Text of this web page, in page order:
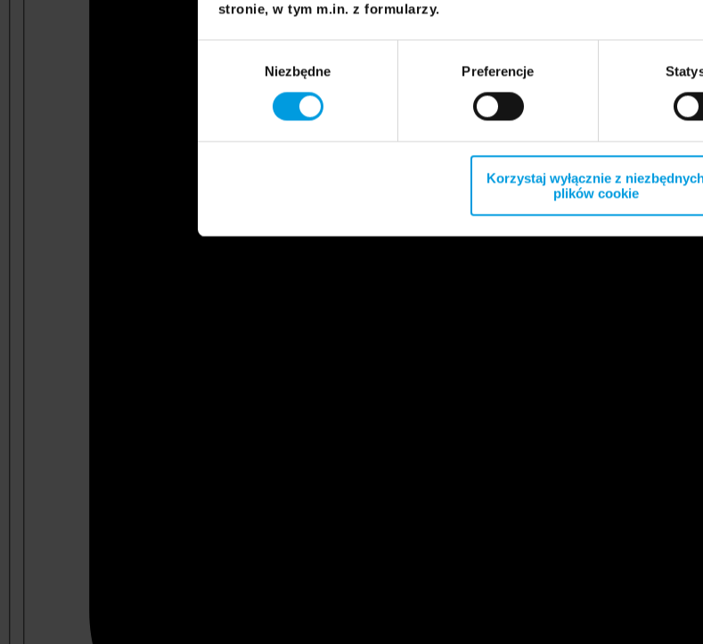
stronie, w tym m.in. z formularzy.
Niezbędne Preferencje
Korzystaj wyłącznie z
plików cookie